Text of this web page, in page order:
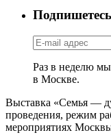
Раз в неделю
в Москве.
Выставка «Семья —
проведения, режим
мероприятиях